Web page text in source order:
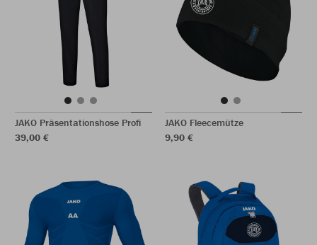
JAKO Präsentationshose Profi
39,00 €
JAKO Fleecemütze
9,90 €